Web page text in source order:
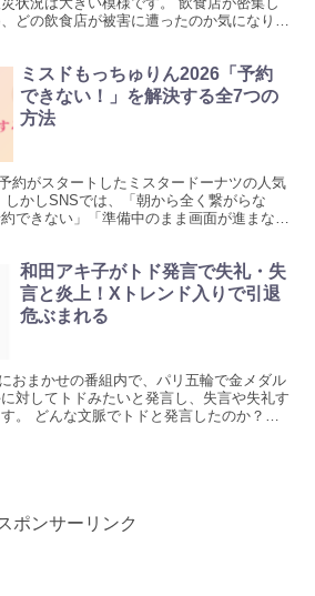
どの飲食店が被害に遭ったのか気になりま
ミスドもっちゅりん2026「予約
できない！」を解決する全7つの
方法
約がスタートしたミスタードーナツの人気
かしSNSでは、「朝から全く繋がらな
できない」「準備中のまま画面が進まな
和田アキ子がトド発言で失礼・失
言と炎上！Xトレンド入りで引退
危ぶまれる
おまかせの番組内で、パリ五輪で金メダル
対してトドみたいと発言し、失言や失礼す
。 どんな文脈でトドと発言したのか？世
ポンサーリンク